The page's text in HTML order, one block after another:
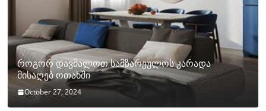
როგორ დავმალოთ სამზარეულოს კარადა
მისაღებ ოთახში
October 27, 2024